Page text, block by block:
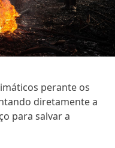
perante os
diretamente a
para salvar a